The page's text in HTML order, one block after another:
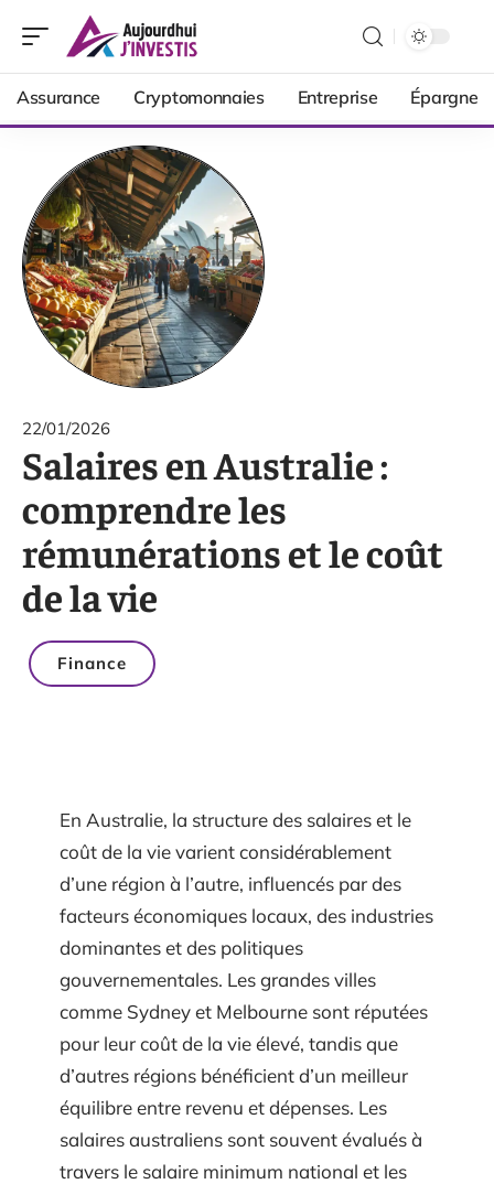
Assurance Cryptomonnaies Entreprise Épargne
22/01/2026
Salaires en Australie :
comprendre les
rémunérations et le coût
de la vie
Finance
En Australie, la structure des salaires et le
coût de la vie varient considérablement
d’une région à l’autre, influencés par des
facteurs économiques locaux, des industries
dominantes et des politiques
gouvernementales. Les grandes villes
comme Sydney et Melbourne sont réputées
pour leur coût de la vie élevé, tandis que
d’autres régions bénéficient d’un meilleur
équilibre entre revenu et dépenses. Les
salaires australiens sont souvent évalués à
travers le salaire minimum national et les